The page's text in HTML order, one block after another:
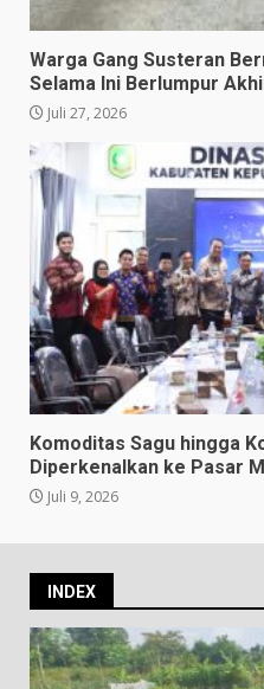
Warga Gang Susteran
Selama Ini Berlumpur
Juli 27, 2026
Komoditas Sagu hingga
Diperkenalkan ke Pasar
Juli 9, 2026
INDEX